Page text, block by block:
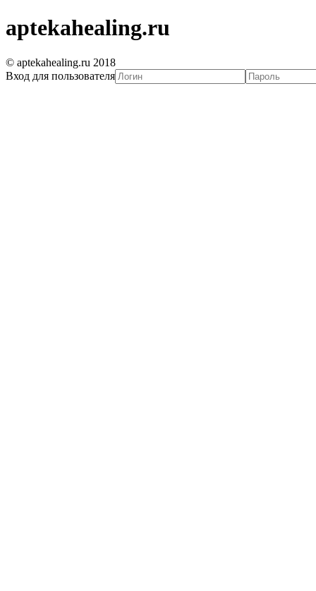
aptekahealing.ru
© aptekahealing.ru 2018
Вход для пользователя